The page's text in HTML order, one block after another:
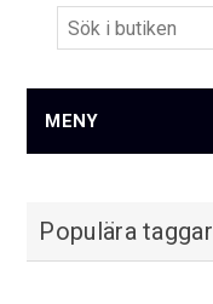
MENY
Populära taggar